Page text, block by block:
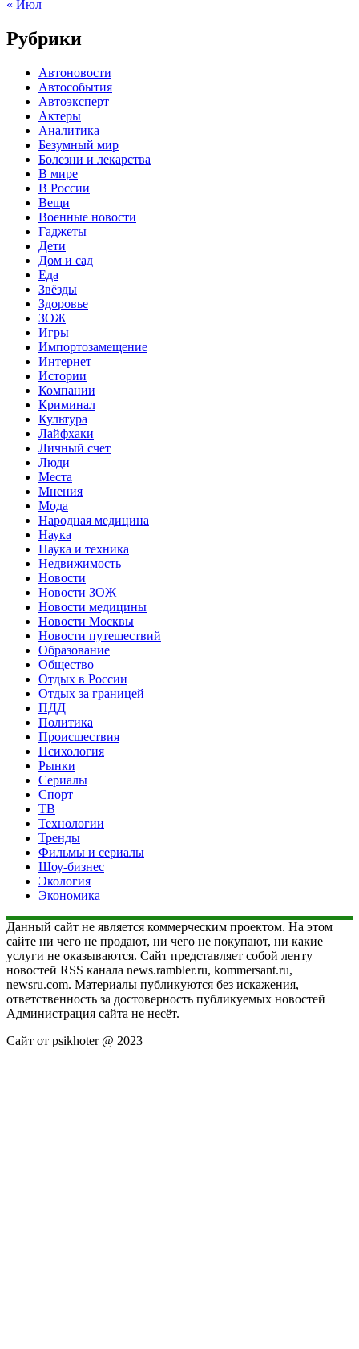
« Июл
Рубрики
Автоновости
Автособытия
Автоэксперт
Актеры
Аналитика
Безумный мир
Болезни и лекарства
В мире
В России
Вещи
Военные новости
Гаджеты
Дети
Дом и сад
Еда
Звёзды
Здоровье
ЗОЖ
Игры
Импортозамещение
Интернет
Истории
Компании
Криминал
Культура
Лайфхаки
Личный счет
Люди
Места
Мнения
Мода
Народная медицина
Наука
Наука и техника
Недвижимость
Новости
Новости ЗОЖ
Новости медицины
Новости Москвы
Новости путешествий
Образование
Общество
Отдых в России
Отдых за границей
ПДД
Политика
Происшествия
Психология
Рынки
Сериалы
Спорт
ТВ
Технологии
Тренды
Фильмы и сериалы
Шоу-бизнес
Экология
Экономика
Данный сайт не является коммерческим проектом. На этом
сайте ни чего не продают, ни чего не покупают, ни какие
услуги не оказываются. Сайт представляет собой ленту
новостей RSS канала news.rambler.ru, kommersant.ru,
newsru.com. Материалы публикуются без искажения,
ответственность за достоверность публикуемых новостей
Администрация сайта не несёт.
Сайт от psikhoter @ 2023